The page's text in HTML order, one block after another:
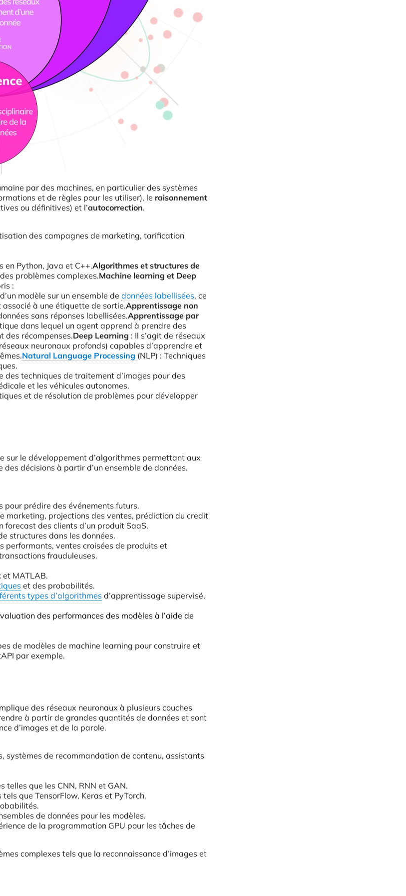
par des machines, en particulier des systèmes
et de règles pour les utiliser), le raisonnement
ou définitives) et l’autocorrection.
des campagnes de marketing, tarification
en Python, Java et C++.Algorithmes et structures de
problèmes complexes.Machine learning et Deep
:
modèle sur un ensemble de données labellisées, ce
à une étiquette de sortie.Apprentissage non
sans réponses labellisées.Apprentissage par
dans lequel un agent apprend à prendre des
des récompenses.Deep Learning : Il s’agit de réseaux
neuronaux profonds) capables d’apprendre et
Natural Language Processing (NLP) : Techniques
des techniques de traitement d’images pour des
et les véhicules autonomes.
et de résolution de problèmes pour développer
sur le développement d’algorithmes permettant aux
décisions à partir d’un ensemble de données.
pour prédire des événements futurs.
marketing, projections des ventes, prédiction du credit
forecast des clients d’un produit SaaS.
structures dans les données.
performants, ventes croisées de produits et
frauduleuses.
et MATLAB.
et des probabilités.
types d’algorithmes d’apprentissage supervisé,
des performances des modèles à l’aide de
de modèles de machine learning pour construire et
par exemple.
des réseaux neuronaux à plusieurs couches
à partir de grandes quantités de données et sont
d’images et de la parole.
systèmes de recommandation de contenu, assistants
telles que les CNN, RNN et GAN.
que TensorFlow, Keras et PyTorch.
de données pour les modèles.
de la programmation GPU pour les tâches de
complexes tels que la reconnaissance d’images et